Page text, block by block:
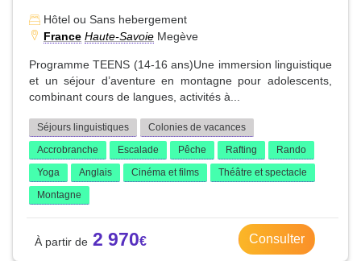
Hôtel ou Sans hebergement
France Haute-Savoie Megève
Programme TEENS (14-16 ans)Une immersion linguistique
et un séjour d’aventure en montagne pour adolescents,
combinant cours de langues, activités à...
Séjours linguistiques
Colonies de vacances
Accrobranche
Escalade Pêche Rafting
Rando
Yoga
Anglais Cinéma et films
Théâtre et spectacle
Montagne
2 970 Consulter